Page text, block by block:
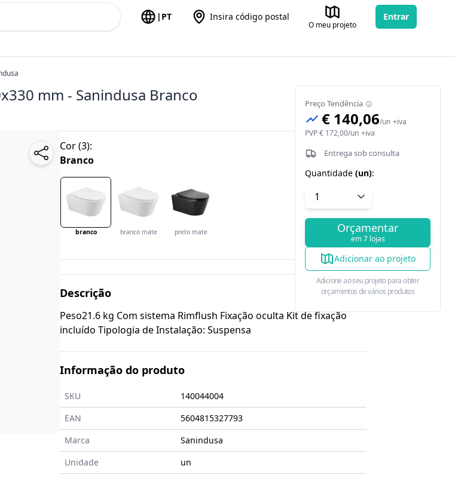
| PT Insira código postal
O meu projeto
Entrar
mm - Sanindusa Branco
Cor(3):
Branco
branco branco mate preto mate
Descrição
Peso21.6 kg Com sistema Rimflush Fixação oculta Kit de fixação
incluído Tipologia de Instalação: Suspensa
Informação do produto
SKU
140044004
EAN
5604815327793
Marca
Sanindusa
Unidade
un
Preço Tendência
€ 140,06/un +iva
PVP€ 172,00/un +iva
Entrega sob consulta
Quantidade (un):
Orçamentar
em 7 lojas
Adicionar ao projeto
Adicione ao seu projeto para obter
orçamentos de vários produtos